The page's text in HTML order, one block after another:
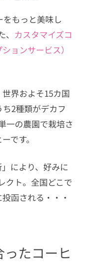
もっと美味し
カスタマイズコ
ョンサービス）
界およそ15カ国
2種類がデカフ
一の農園で栽培さ
です。
により、好みに
クト。全国どこで
函される・・・
たコーヒ